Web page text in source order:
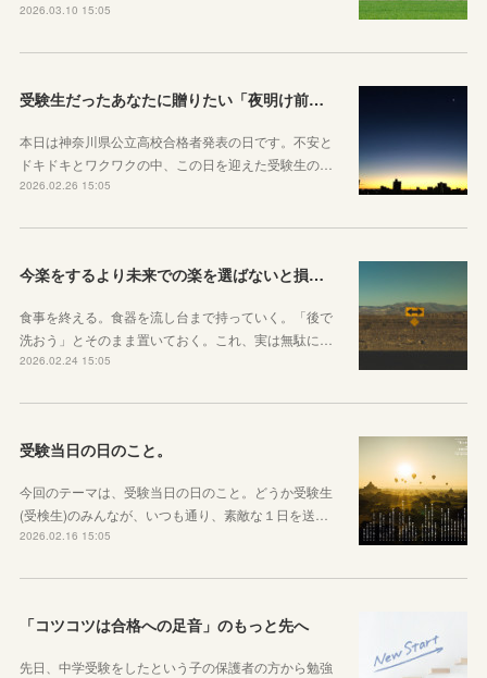
2026.03.10 15:05
受験生だったあなたに贈りたい「夜明け前」のお話
本日は神奈川県公立高校合格者発表の日です。不安と
ドキドキとワクワクの中、この日を迎えた受験生の…
2026.02.26 15:05
今楽をするより未来での楽を選ばないと損をしてしまうかもしれない理由
食事を終える。食器を流し台まで持っていく。「後で
洗おう」とそのまま置いておく。これ、実は無駄に…
2026.02.24 15:05
受験当日の日のこと。
今回のテーマは、受験当日の日のこと。どうか受験生
(受検生)のみんなが、いつも通り、素敵な１日を送…
2026.02.16 15:05
「コツコツは合格への足音」のもっと先へ
先日、中学受験をしたという子の保護者の方から勉強